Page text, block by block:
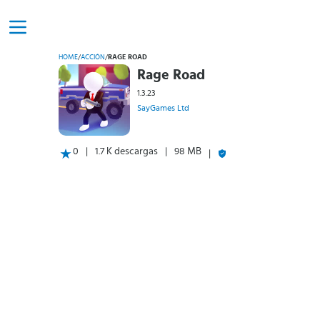
HOME/ACCIÓN/ RAGE ROAD
Rage Road
1.3.23
SayGames Ltd
0 1.7 K descargas 98 MB